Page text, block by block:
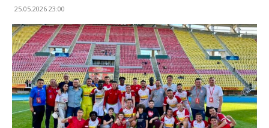
25.05.2026 23:00